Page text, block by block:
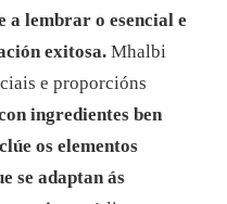
a lembrar o esencial e
exitosa. Mhalbi
e proporcións
ingredientes ben
os elementos
se adaptan ás